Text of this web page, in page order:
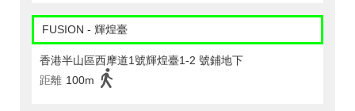
FUSION - 輝煌臺
香港半山區西摩道1號輝煌臺1-2 號鋪地下
距離 100m